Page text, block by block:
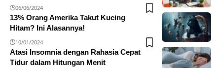
06/06/2024
13% Orang Amerika Takut Kucing
Hitam? Ini Alasannya!
10/01/2024
Atasi Insomnia dengan Rahasia Cepat
Tidur dalam Hitungan Menit